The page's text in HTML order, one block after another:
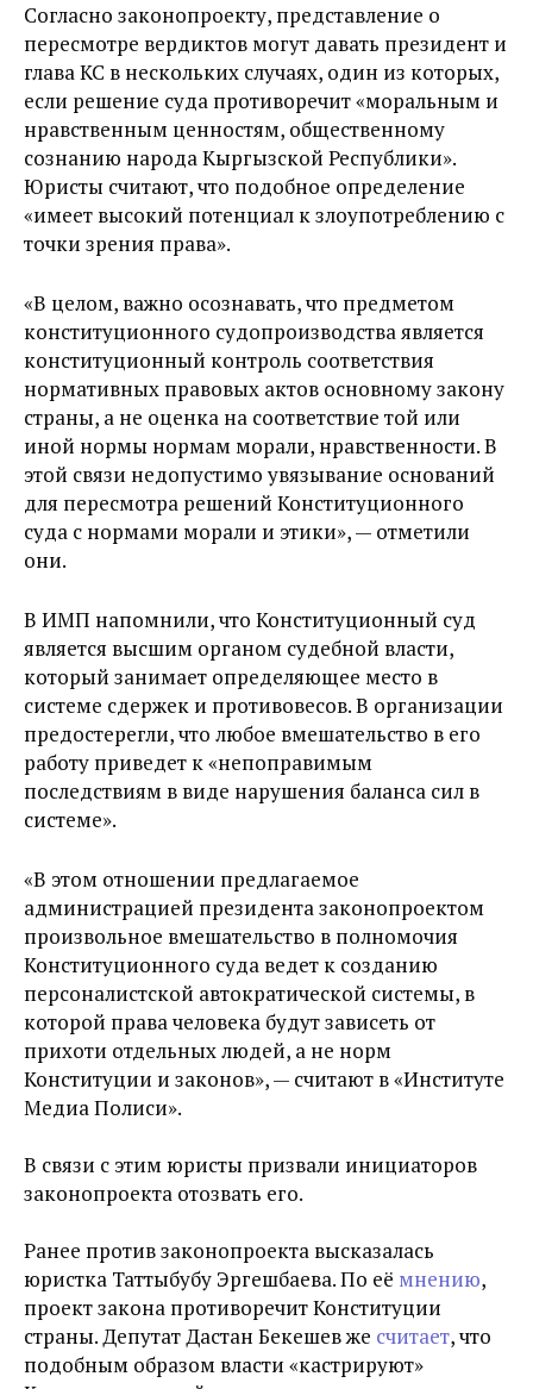
Согласно законопроекту, представление о
пересмотре вердиктов могут давать президент и
глава КС в нескольких случаях, один из которых,
если решение суда противоречит «моральным и
нравственным ценностям, общественному
сознанию народа Кыргызской Республики».
Юристы считают, что подобное определение
«имеет высокий потенциал к злоупотреблению с
точки зрения права».
«В целом, важно осознавать, что предметом
конституционного судопроизводства является
конституционный контроль соответствия
нормативных правовых актов основному закону
страны, а не оценка на соответствие той или
иной нормы нормам морали, нравственности. В
этой связи недопустимо увязывание оснований
для пересмотра решений Конституционного
суда с нормами морали и этики», — отметили
они.
В ИМП напомнили, что Конституционный суд
является высшим органом судебной власти,
который занимает определяющее место в
системе сдержек и противовесов. В организации
предостерегли, что любое вмешательство в его
работу приведет к«непоправимым
последствиям в виде нарушения баланса сил в
системе».
«В этом отношении предлагаемое
администрацией президента законопроектом
произвольное вмешательство в полномочия
Конституционного суда ведет к созданию
персоналистской автократической системы, в
которой права человека будут зависеть от
прихоти отдельных людей, а не норм
Конституции и законов», — считают в «Институте
Медиа Полиси».
В связи с этим юристы призвали инициаторов
законопроекта отозвать его.
Ранее против законопроекта высказалась
юристка Таттыбубу Эргешбаева. По её мнению,
проект закона противоречит Конституции
страны. Депутат Дастан Бекешев же считает, что
подобным образом власти «кастрируют»